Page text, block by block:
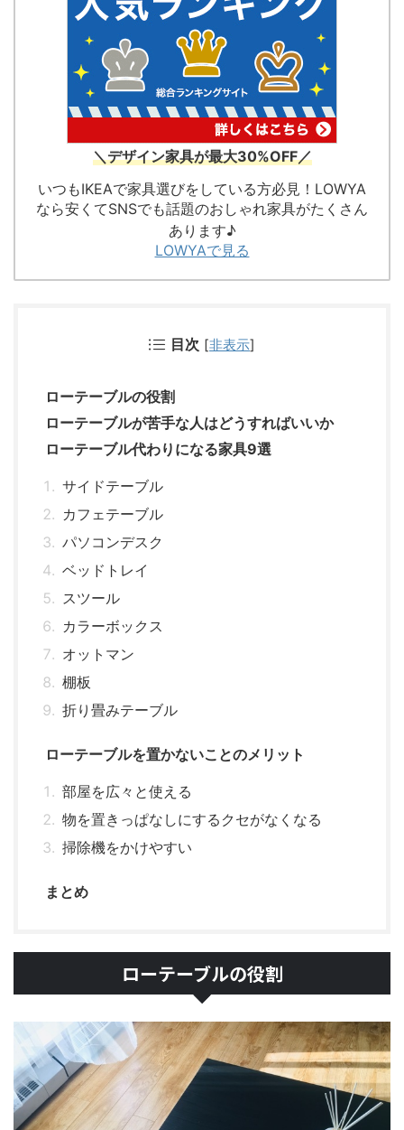
＼デザイン家具が最大30%OFF／
いつもIKEAで家具選びをしている方必見！LOWYA
なら安くてSNSでも話題のおしゃれ家具がたくさん
あります♪
LOWYAで見る
目次 [非表示]
ローテーブルの役割
ローテーブルが苦手な人はどうすればいいか
ローテーブル代わりになる家具9選
サイドテーブル
カフェテーブル
パソコンデスク
ベッドトレイ
スツール
カラーボックス
オットマン
棚板
折り畳みテーブル
ローテーブルを置かないことのメリット
部屋を広々と使える
物を置きっぱなしにするクセがなくなる
掃除機をかけやすい
まとめ
ローテーブルの役割